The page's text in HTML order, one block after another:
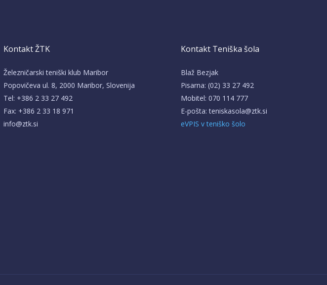
Kontakt ŽTK
Železničarski teniški klub Maribor
Popovičeva ul. 8, 2000 Maribor, Slovenija
Tel: +386 2 33 27 492
Fax: +386 2 33 18 971
info@ztk.si
Kontakt Teniška šola
Blaž Bezjak
Pisarna: (02) 33 27 492
Mobitel: 070 114 777
E-pošta: teniskasola@ztk.si
eVPIS v teniško šolo